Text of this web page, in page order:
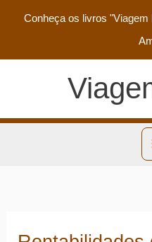
Conheça os livros "Viagem